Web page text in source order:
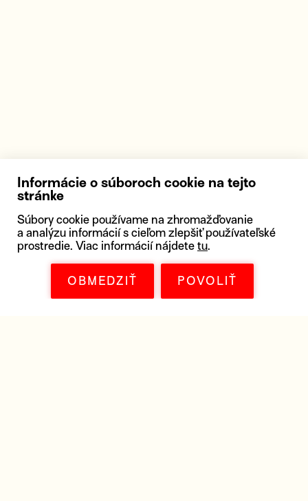
Informácie o súboroch cookie na tejto
stránke
Súbory cookie používame na zhromažďovanie
a analýzu informácií s cieľom zlepšiť používateľské
prostredie. Viac informácií nájdete tu.
OBMEDZIŤ POVOLIŤ